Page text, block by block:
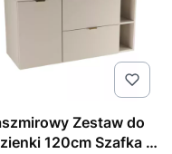
Zestaw do
120cm Szafka z